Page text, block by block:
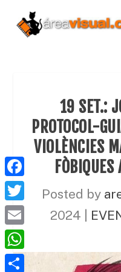
19 SET.:
PROTOCOL-
VIOLÈNCIES
Posted by
2024
F
a
c
e
b
T
w
i
t
E
m
W